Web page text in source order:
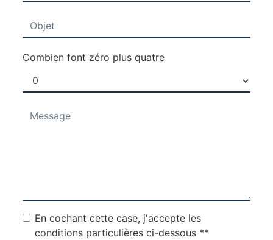
Combien font zéro plus quatre
En cochant cette case, j'accepte les
conditions particulières ci-dessous **